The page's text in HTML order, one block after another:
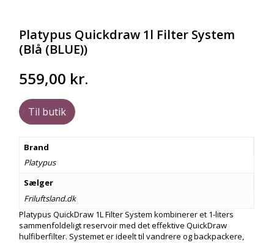
Platypus Quickdraw 1l Filter System
(Blå (BLUE))
559,00 kr.
Til butik
Brand
Platypus
Sælger
Friluftsland.dk
Platypus QuickDraw 1L Filter System kombinerer et 1-liters
sammenfoldeligt reservoir med det effektive QuickDraw
hulfiberfilter. Systemet er ideelt til vandrere og backpackere,